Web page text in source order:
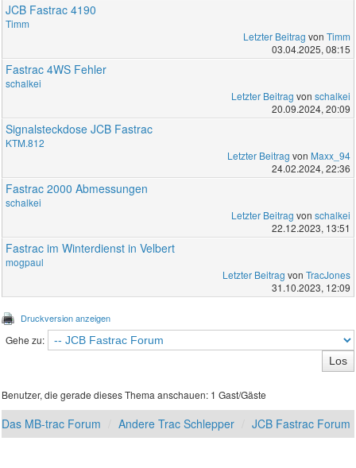
JCB Fastrac 4190
Timm
Letzter Beitrag von Timm
03.04.2025, 08:15
Fastrac 4WS Fehler
schalkei
Letzter Beitrag von schalkei
20.09.2024, 20:09
Signalsteckdose JCB Fastrac
KTM.812
Letzter Beitrag von Maxx_94
24.02.2024, 22:36
Fastrac 2000 Abmessungen
schalkei
Letzter Beitrag von schalkei
22.12.2023, 13:51
Fastrac im Winterdienst in Velbert
mogpaul
Letzter Beitrag von TracJones
31.10.2023, 12:09
Druckversion anzeigen
Gehe zu:
Benutzer, die gerade dieses Thema anschauen: 1 Gast/Gäste
Das MB-trac Forum Andere Trac Schlepper JCB Fastrac Forum